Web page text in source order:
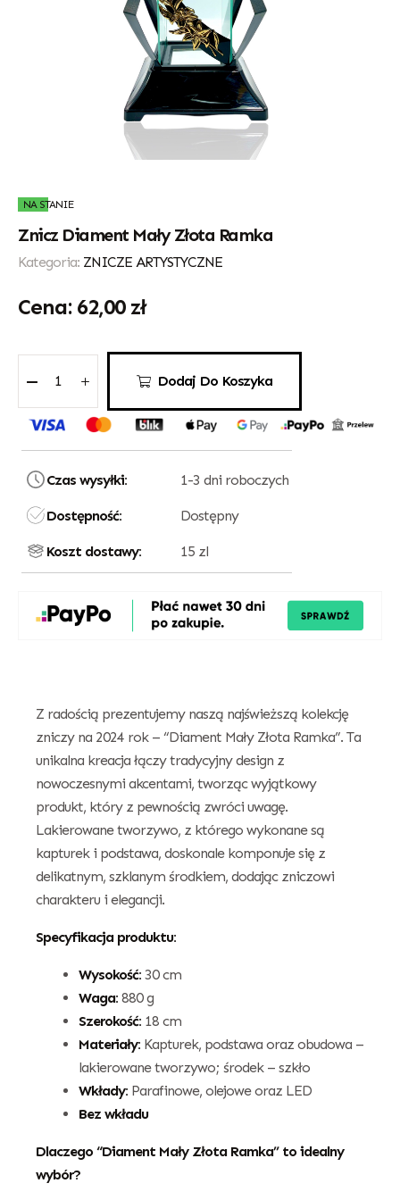
NA STANIE
Znicz Diament Mały Złota Ramka
Kategoria: ZNICZE ARTYSTYCZNE
62,00 zł
Dodaj Do Koszyka
Czas wysyłki: 1-3 dni roboczych
Dostępność: Dostępny
Koszt dostawy: 15 zl
Z radością prezentujemy naszą najświeższą kolekcję
zniczy na 2024 rok – “Diament Mały Złota Ramka”. Ta
unikalna kreacja łączy tradycyjny design z
nowoczesnymi akcentami, tworząc wyjątkowy
produkt, który z pewnością zwróci uwagę.
Lakierowane tworzywo, z którego wykonane są
kapturek i podstawa, doskonale komponuje się z
delikatnym, szklanym środkiem, dodając zniczowi
charakteru i elegancji.
Specyfikacja produktu:
Wysokość: 30 cm
Waga: 880 g
Szerokość: 18 cm
Materiały: Kapturek, podstawa oraz obudowa –
lakierowane tworzywo; środek – szkło
Wkłady: Parafinowe, olejowe oraz LED
Bez wkładu
Dlaczego “Diament Mały Złota Ramka” to idealny
wybór?